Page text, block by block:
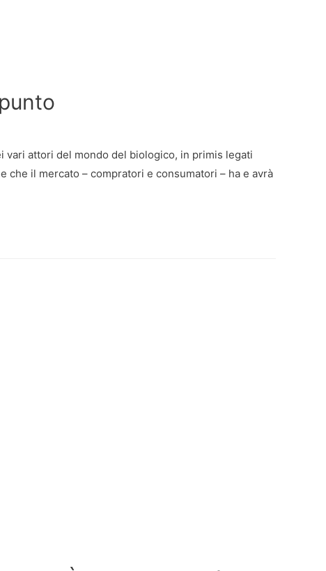
vari attori del mondo del biologico, in primis legati
il mercato – compratori e consumatori – ha e avrà